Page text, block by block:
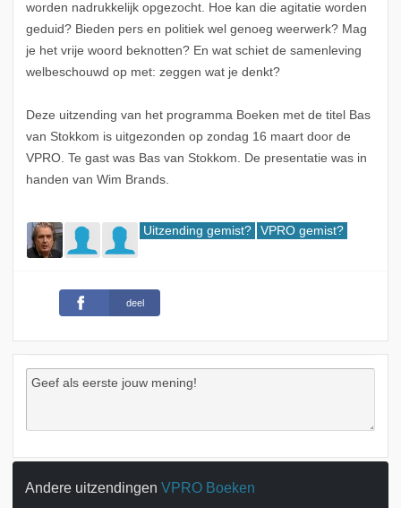
worden nadrukkelijk opgezocht. Hoe kan die agitatie worden
geduid? Bieden pers en politiek wel genoeg weerwerk? Mag
je het vrije woord beknotten? En wat schiet de samenleving
welbeschouwd op met: zeggen wat je denkt?
Deze uitzending van het programma Boeken met de titel Bas
van Stokkom is uitgezonden op zondag 16 maart door de
VPRO. Te gast was Bas van Stokkom. De presentatie was in
handen van Wim Brands.
Uitzending gemist? VPRO gemist?
deel
Andere uitzendingen VPRO Boeken